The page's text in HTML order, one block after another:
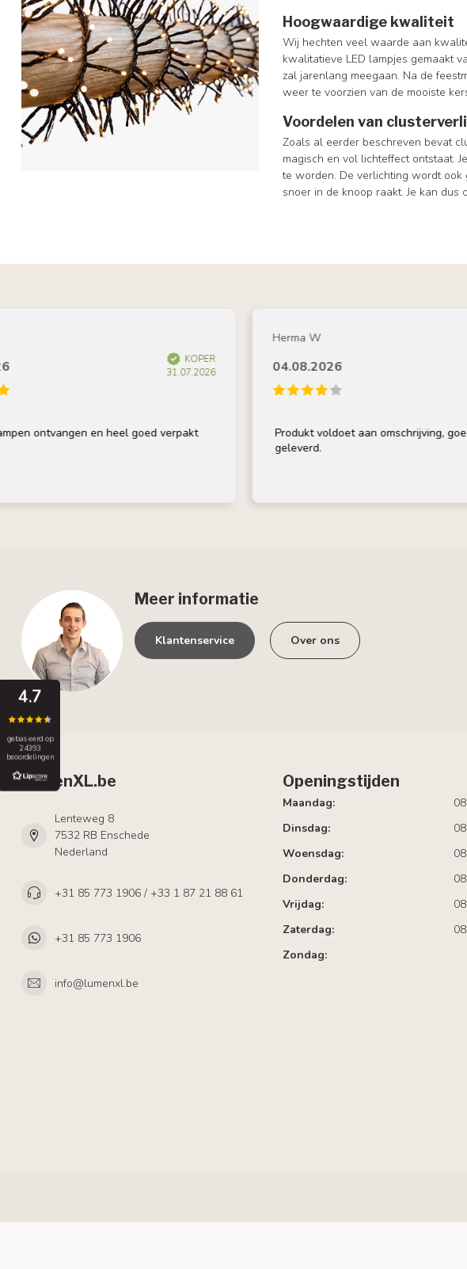
Hoogwaardige kwaliteit
Wij hechten veel waarde aan
kwalitatieve LED lampjes gemaakt
zal jarenlang meegaan. Na de
weer te voorzien van de mooiste
Voordelen van
Zoals al eerder beschreven bevat
magisch en vol lichteffect ontstaat.
te worden. De verlichting wordt
snoer in de knoop raakt. Je kan
KOPER
31.07.2026
ontvangen en heel goed verpakt
Herma W
04.08.2026
Produkt voldoet aan omschrijving, goed
geleverd.
4.7
gebaseerd op
24393
beoordelingen
Meer informatie
Klantenservice Over ons
LumenXL.be
Lenteweg 8
7532 RB Enschede
Nederland
+31 85 773 1906 / +33 1 87 21 88 61
+31 85 773 1906
info@lumenxl.be
Openingstijden
Maandag:
Dinsdag:
Woensdag:
Donderdag:
Vrijdag:
Zaterdag:
Zondag: